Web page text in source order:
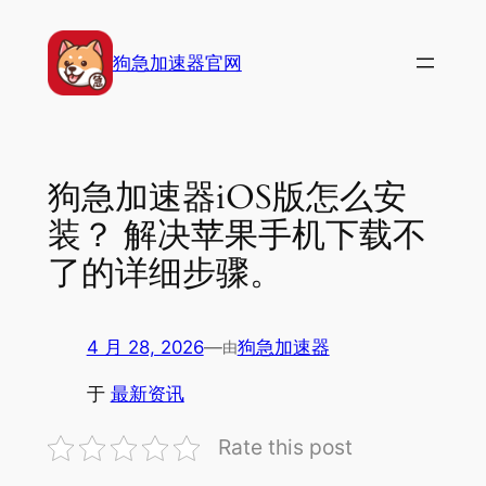
狗急加速器官网
狗急加速器iOS版怎么安
装？ 解决苹果手机下载不
了的详细步骤。
4 月 28, 2026—由狗急加速器
于 最新资讯
Rate this post